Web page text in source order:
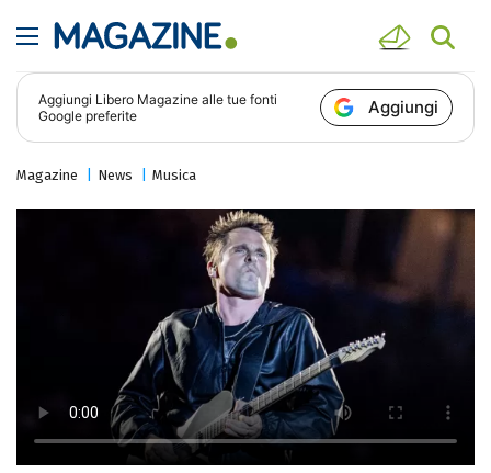
Aggiungi Libero Magazine alle tue fonti
Google preferite
Aggiungi
Magazine News Musica